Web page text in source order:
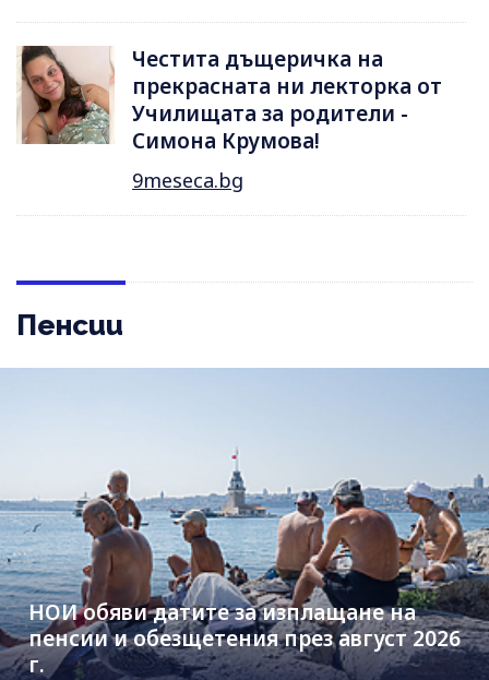
Честита дъщеричка на
прекрасната ни лекторка от
Училищата за родители -
Симона Крумова!
9meseca.bg
Пенсии
НОИ обяви датите за изплащане на
пенсии и обезщетения през август 2026
г.